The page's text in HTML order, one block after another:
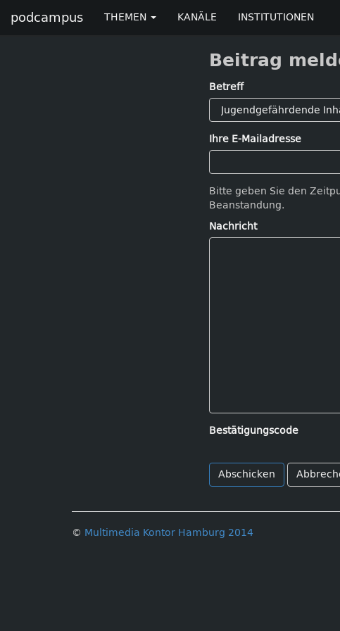
podcampus THEMEN KANÄLE INSTITUTIONEN
Beitrag
Betreff
Ihre E-Mailadresse
Bitte geben Sie den
Beanstandung.
Nachricht
Bestätigungscode
© Multimedia Kontor Hamburg 2014